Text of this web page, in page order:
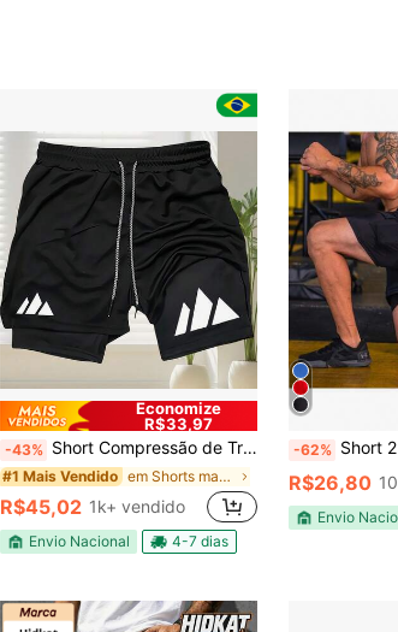
Economize
R$33,97
-43% Short Compressão de Treino Masculino Dois em Um, Clássicos e Versáteis com Estampado para Corrida
#1 Mais Vendido em Shorts masculinos para atividades ao ar livre
R$45,02 1k+ vendido
Envio Nacional 4-7 dias
-62% Short 2 Em 1
R$26,80
Envio